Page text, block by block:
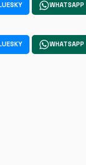
WHATSAPP
WHATSAPP